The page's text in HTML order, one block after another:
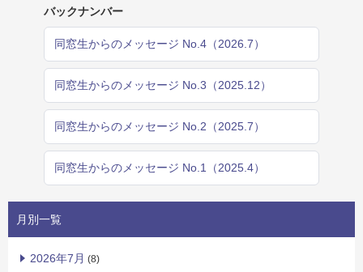
バックナンバー
同窓生からのメッセージ No.4（2026.7）
同窓生からのメッセージ No.3（2025.12）
同窓生からのメッセージ No.2（2025.7）
同窓生からのメッセージ No.1（2025.4）
月別一覧
2026年7月 (8)